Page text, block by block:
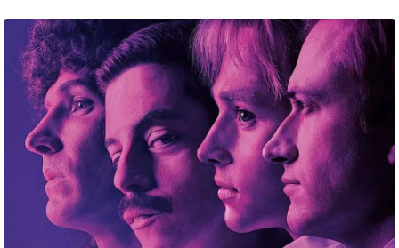
ति
वि
श्ले
ण